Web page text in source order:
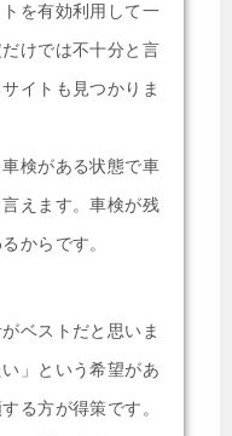
を有効利用して一
けでは不十分と言
イトも見つかりま
検がある状態で車
えます。車検が残
からです。
ベストだと思いま
」という希望があ
る方が得策です。